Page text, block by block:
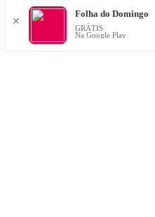
✕
Folha do Domingo
GRÁTIS
Na Google Play